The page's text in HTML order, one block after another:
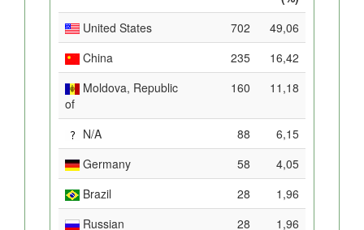
United States
702
49,06
China
235
16,42
Moldova, Republic
of
160 11,18
N/A 88
6,15
Germany
58
4,05
Brazil
28
1,96
Russian
28 1,96